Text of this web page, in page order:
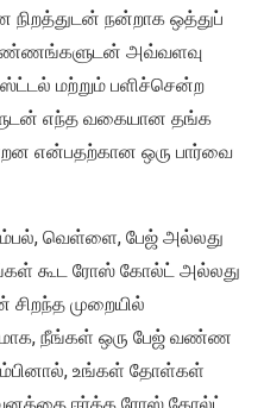
நிறத்துடன் நன்றாக ஒத்துப்
அவ்வளவு
மற்றும் பளிச்சென்ற
எந்த வகையான தங்க
என்பதற்கான ஒரு பார்வை
வெள்ளை, பேஜ் அல்லது
கூட ரோஸ் கோல்ட் அல்லது
முறையில்
நீங்கள் ஒரு பேஜ் வண்ண
உங்கள் தோள்கள்